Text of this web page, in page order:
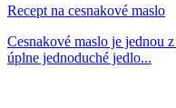
Recept na cesnakové maslo
Cesnakové maslo je jednou
úplne jednoduché jedlo...